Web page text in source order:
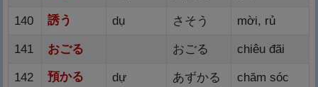
140 誘
Nghĩa: Sự mời, sự mời mọc, sự
rủ rê
う dụ さそう mời, rủ
141 おごる おごる chiêu đãi
142 預かる dự あずかる chăm sóc